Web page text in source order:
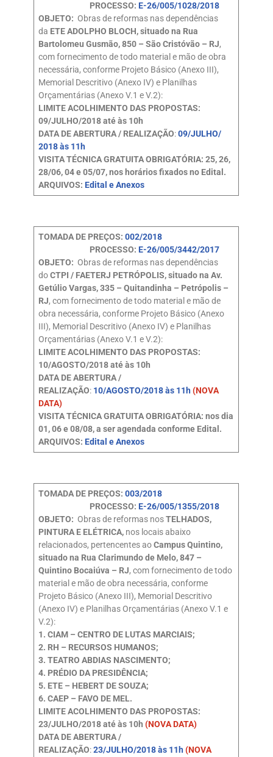
PROCESSO: E-26/005/1028/2018
OBJETO: Obras de reformas nas dependências
da ETE ADOLPHO BLOCH, situado na Rua
Bartolomeu Gusmão, 850 – São Cristóvão – RJ,
com fornecimento de todo material e mão de obra
necessária, conforme Projeto Básico (Anexo III),
Memorial Descritivo (Anexo IV) e Planilhas
Orçamentárias (Anexo V.1 e V.2):
LIMITE ACOLHIMENTO DAS PROPOSTAS:
09/JULHO/2018 até às 10h
DATA DE ABERTURA / REALIZAÇÃO:09/JULHO/
2018 às 11h
VISITA TÉCNICA GRATUITA OBRIGATÓRIA: 25, 26,
28/06, 04 e 05/07, nos horários fixados no Edital.
ARQUIVOS: Edital e Anexos
TOMADA DE PREÇOS: 002/2018
PROCESSO: E-26/005/3442/2017
OBJETO: Obras de reformas nas dependências
doCTPI / FAETERJ PETRÓPOLIS, situado na Av.
Getúlio Vargas, 335 – Quitandinha – Petrópolis –
RJ, com fornecimento de todo material e mão de
obra necessária, conforme Projeto Básico (Anexo
III), Memorial Descritivo (Anexo IV) e Planilhas
Orçamentárias (Anexo V.1 e V.2):
LIMITE ACOLHIMENTO DAS PROPOSTAS:
10/AGOSTO/2018 até às 10h
DATA DE ABERTURA /
REALIZAÇÃO: 10/AGOSTO/2018 às 11h (NOVA
DATA)
VISITA TÉCNICA GRATUITA OBRIGATÓRIA: nos dia
01, 06 e 08/08, a ser agendada conforme Edital.
ARQUIVOS: Edital e Anexos
TOMADA DE PREÇOS: 003/2018
PROCESSO: E-26/005/1355/2018
OBJETO: Obras de reformas nosTELHADOS,
PINTURA E ELÉTRICA,nos locais abaixo
relacionados, pertencentes aoCampus Quintino,
situado na Rua Clarimundo de Melo, 847 –
Quintino Bocaiúva – RJ, com fornecimento de todo
material e mão de obra necessária, conforme
Projeto Básico (Anexo III), Memorial Descritivo
(Anexo IV) e Planilhas Orçamentárias (Anexo V.1 e
V.2):
1. CIAM – CENTRO DE LUTAS MARCIAIS;
2. RH – RECURSOS HUMANOS;
3. TEATRO ABDIAS NASCIMENTO;
4. PRÉDIO DA PRESIDÊNCIA;
5. ETE – HEBERT DE SOUZA;
6. CAEP – FAVO DE MEL.
LIMITE ACOLHIMENTO DAS PROPOSTAS:
23/JULHO/2018 até às 10h (NOVA DATA)
DATA DE ABERTURA /
REALIZAÇÃO:23/JULHO/2018 às 11h (NOVA